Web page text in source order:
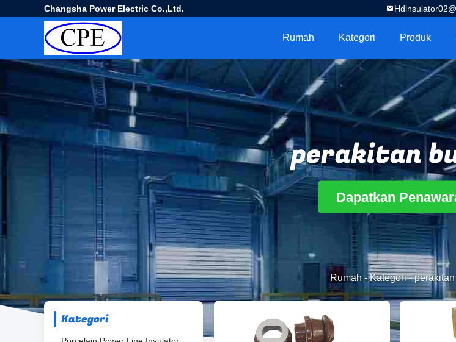
Changsha Power Electric Co.,Ltd.
Rumah Kategori Produk
perakitan
Dapatkan
Rumah -Kategori-
Kategori